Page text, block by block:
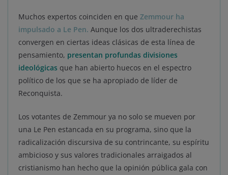
Muchos expertos coinciden en que Zemmour ha
impulsado a Le Pen. Aunque los dos ultraderechistas
convergen en ciertas ideas clásicas de esta línea de
pensamiento, presentan profundas divisiones
ideológicas que han abierto huecos en el espectro
político de los que se ha apropiado de líder de
Reconquista.
Los votantes de Zemmour ya no solo se mueven por
una Le Pen estancada en su programa, sino que la
radicalización discursiva de su contrincante, su espíritu
ambicioso y sus valores tradicionales arraigados al
cristianismo han hecho que la opinión pública gala con